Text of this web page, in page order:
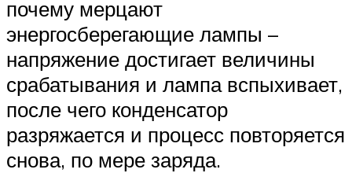
почему мерцают
энергосберегающие лампы –
напряжение достигает величины
срабатывания и лампа вспыхивает,
после чего конденсатор
разряжается и процесс повторяется
снова, по мере заряда.